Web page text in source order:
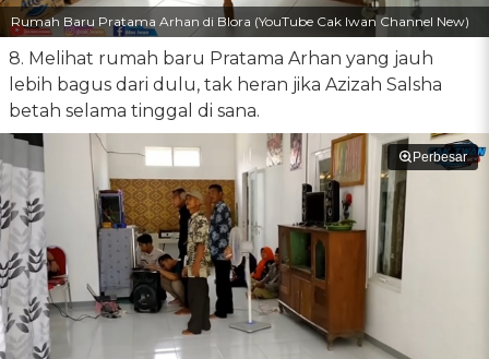
Rumah Baru Pratama Arhan di Blora (YouTube Cak Iwan Channel New)
8. Melihat rumah baru Pratama Arhan yang jauh
lebih bagus dari dulu, tak heran jika Azizah Salsha
betah selama tinggal di sana.
Perbesar